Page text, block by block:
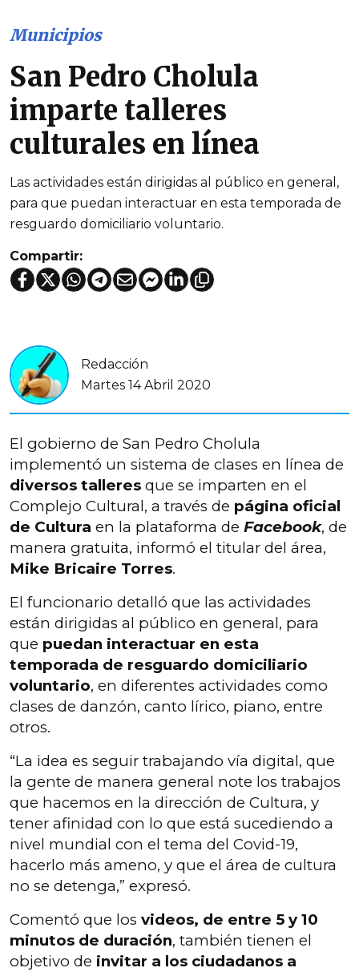
Municipios
San Pedro Cholula
imparte talleres
culturales en línea
Las actividades están dirigidas al público en general,
para que puedan interactuar en esta temporada de
resguardo domiciliario voluntario.
Compartir:
Redacción
Martes 14 Abril 2020
El gobierno de San Pedro Cholula
implementó un sistema de clases en línea de
diversos talleres que se imparten en el
Complejo Cultural, a través de página oficial
de Cultura en la plataforma de Facebook, de
manera gratuita, informó el titular del área,
Mike Bricaire Torres.
El funcionario detalló que las actividades
están dirigidas al público en general, para
que puedan interactuar en esta
temporada de resguardo domiciliario
voluntario, en diferentes actividades como
clases de danzón, canto lírico, piano, entre
otros.
“La idea es seguir trabajando vía digital, que
la gente de manera general note los trabajos
que hacemos en la dirección de Cultura, y
tener afinidad con lo que está sucediendo a
nivel mundial con el tema del Covid-19,
hacerlo más ameno, y que el área de cultura
no se detenga,” expresó.
Comentó que los videos, de entre 5 y 10
minutos de duración, también tienen el
objetivo de invitar a los ciudadanos a